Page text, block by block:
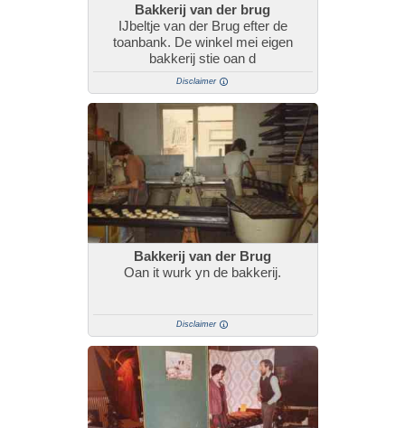
Bakkerij van der brug
IJbeltje van der Brug efter de
toanbank. De winkel mei eigen
bakkerij stie oan d
Disclaimer
Bakkerij van der Brug
Oan it wurk yn de bakkerij.
Disclaimer